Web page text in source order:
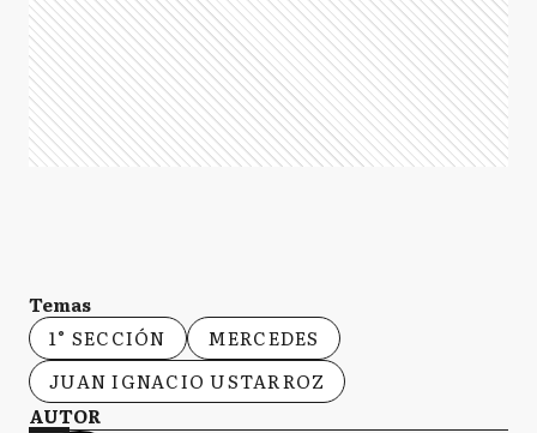
Temas
1° SECCIÓN
MERCEDES
JUAN IGNACIO USTARROZ
AUTOR